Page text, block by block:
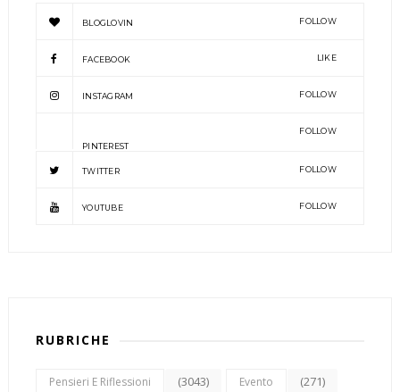
BLOGLOVIN FOLLOW
FACEBOOK LIKE
INSTAGRAM FOLLOW
PINTEREST
FOLLOW
TWITTER FOLLOW
YOUTUBE FOLLOW
RUBRICHE
Pensieri E Riflessioni (3043) Evento (271)